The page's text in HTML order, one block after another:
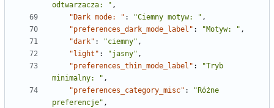
odtwarzacza: " ,
"Dark mode: " : "Ciemny motyw: " ,
"preferences_dark_mode_label" : "Motyw: " ,
"dark" : "ciemny" ,
"light" : "jasny" ,
"preferences_thin_mode_label" :
"Tryb
minimalny: " ,
"preferences_category_misc" :
"Różne
preferencje" ,